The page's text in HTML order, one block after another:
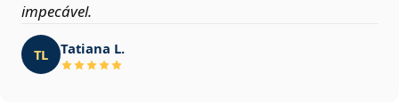
impecável.
TL Tatiana L.